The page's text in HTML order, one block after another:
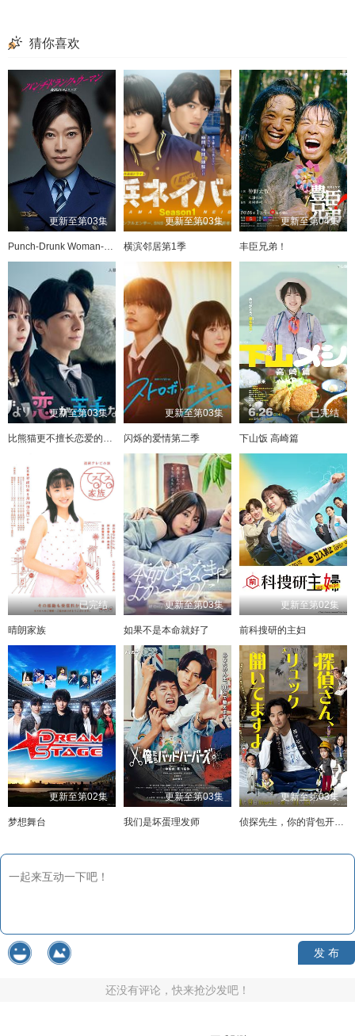
猜你喜欢
更新至第03集
Punch-Drunk Woman-离越狱还有××天-
更新至第03集
横滨邻居第1季
更新至第04集
丰臣兄弟！
更新至第03集
比熊猫更不擅长恋爱的我们
更新至第03集
闪烁的爱情第二季
已完结
下山饭 高崎篇
已完结
晴朗家族
更新至第03集
如果不是本命就好了
更新至第02集
前科搜研的主妇
更新至第02集
梦想舞台
更新至第03集
我们是坏蛋理发师
更新至第03集
侦探先生，你的背包开着呢
发 布
还没有评论，快来抢沙发吧！